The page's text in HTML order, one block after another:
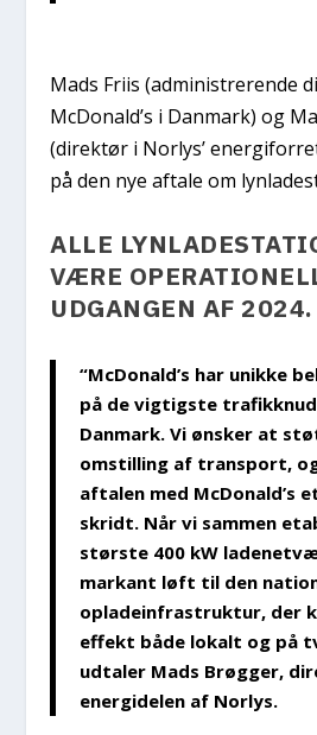
Mads Friis (administrerende
McDonald’s i Danmark) og
(direktør i Norlys’
på den nye aftale om
ALLE
VÆRE
UDGANGEN AF 2024.
“McDonald’s har unikke
på de vigtigste
Danmark. Vi ønsker at
omstilling af transport,
aftalen med McDonald’s
skridt. Når vi sammen
største 400 kW
markant løft til den
opladeinfrastruktur, der
effekt både lokalt og på
udtaler Mads Brøgger,
energidelen af Norlys.